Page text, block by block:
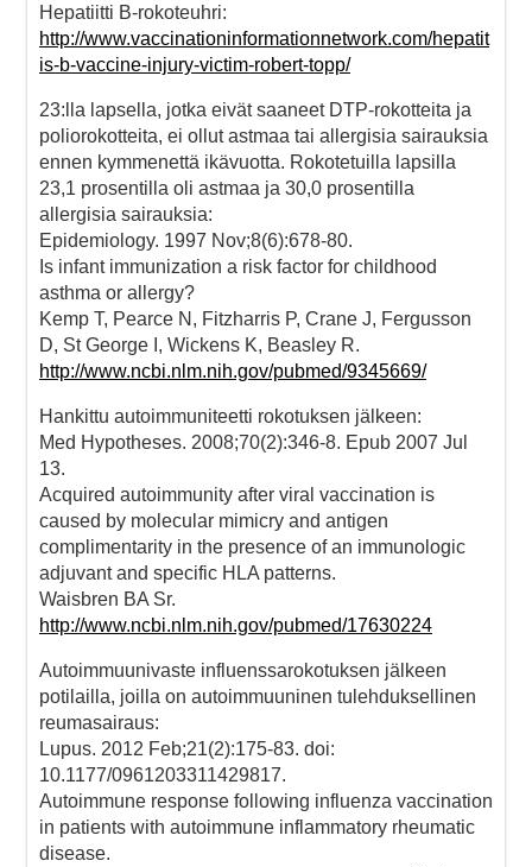
Hepatiitti B-rokoteuhri:
http://www.vaccinationinformationnetwork.com/hepatit
is-b-vaccine-injury-victim-robert-topp/
23:lla lapsella, jotka eivät saaneet DTP-rokotteita ja
poliorokotteita, ei ollut astmaa tai allergisia sairauksia
ennen kymmenettä ikävuotta. Rokotetuilla lapsilla
23,1 prosentilla oli astmaa ja 30,0 prosentilla
allergisia sairauksia:
Epidemiology. 1997 Nov;8(6):678-80.
Is infant immunization a risk factor for childhood
asthma or allergy?
Kemp T, Pearce N, Fitzharris P, Crane J, Fergusson
D, St George I, Wickens K, Beasley R.
http://www.ncbi.nlm.nih.gov/pubmed/9345669/
Hankittu autoimmuniteetti rokotuksen jälkeen:
Med Hypotheses. 2008;70(2):346-8. Epub 2007 Jul
13.
Acquired autoimmunity after viral vaccination is
caused by molecular mimicry and antigen
complimentarity in the presence of an immunologic
adjuvant and specific HLA patterns.
Waisbren BA Sr.
http://www.ncbi.nlm.nih.gov/pubmed/17630224
Autoimmuunivaste influenssarokotuksen jälkeen
potilailla, joilla on autoimmuuninen tulehduksellinen
reumasairaus:
Lupus. 2012 Feb;21(2):175-83. doi:
10.1177/0961203311429817.
Autoimmune response following influenza vaccination
in patients with autoimmune inflammatory rheumatic
disease.